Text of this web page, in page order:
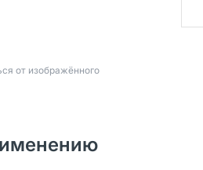
от изображённого